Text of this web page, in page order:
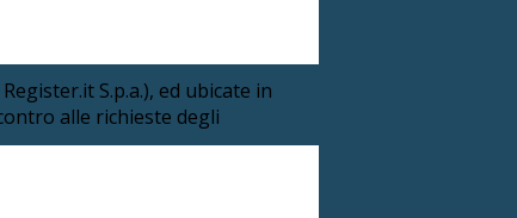
S.p.a.), ed ubicate in
alle richieste degli